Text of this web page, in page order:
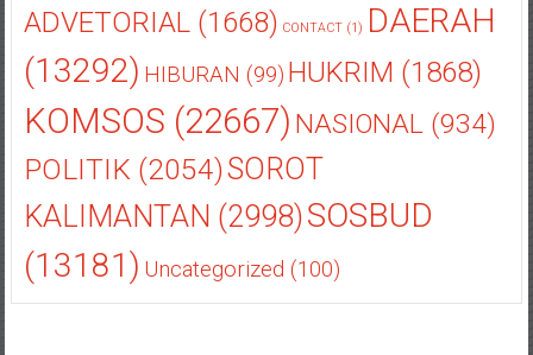
ADVETORIAL(1668) CONTACT(1) DAERAH
(13292) HIBURAN (99) HUKRIM (1868)
KOMSOS (22667) NASIONAL(934)
POLITIK(2054)SOROT
KALIMANTAN (2998)SOSBUD
(13181) Uncategorized (100)